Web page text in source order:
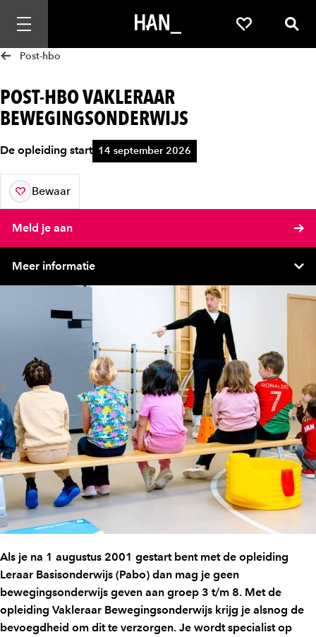
Mobiele navigatie openen Favorieten
Post-hbo
POST-HBO VAKLERAAR
BEWEGINGSONDERWIJS
De opleiding start 14 september 2026
Bewaar
aan je favorieten
Meld je aan
Meer informatie
Als je na 1 augustus 2001 gestart bent met de opleiding
Leraar Basisonderwijs (Pabo) dan mag je geen
bewegingsonderwijs geven aan groep 3 t/m 8. Met de
opleiding Vakleraar Bewegingsonderwijs krijg je alsnog de
bevoegdheid om dit te verzorgen. Je wordt specialist op